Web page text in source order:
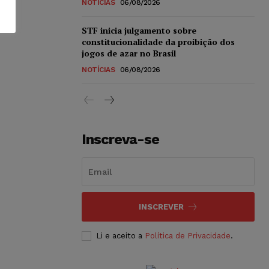
NOTÍCIAS 06/08/2026
STF inicia julgamento sobre
constitucionalidade da proibição dos
jogos de azar no Brasil
NOTÍCIAS 06/08/2026
Inscreva-se
INSCREVER
Li e aceito a Política de Privacidade.